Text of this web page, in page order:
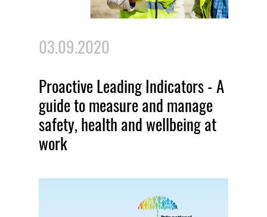
03.09.2020
Proactive Leading Indicators - A
guide to measure and manage
safety, health and wellbeing at
work